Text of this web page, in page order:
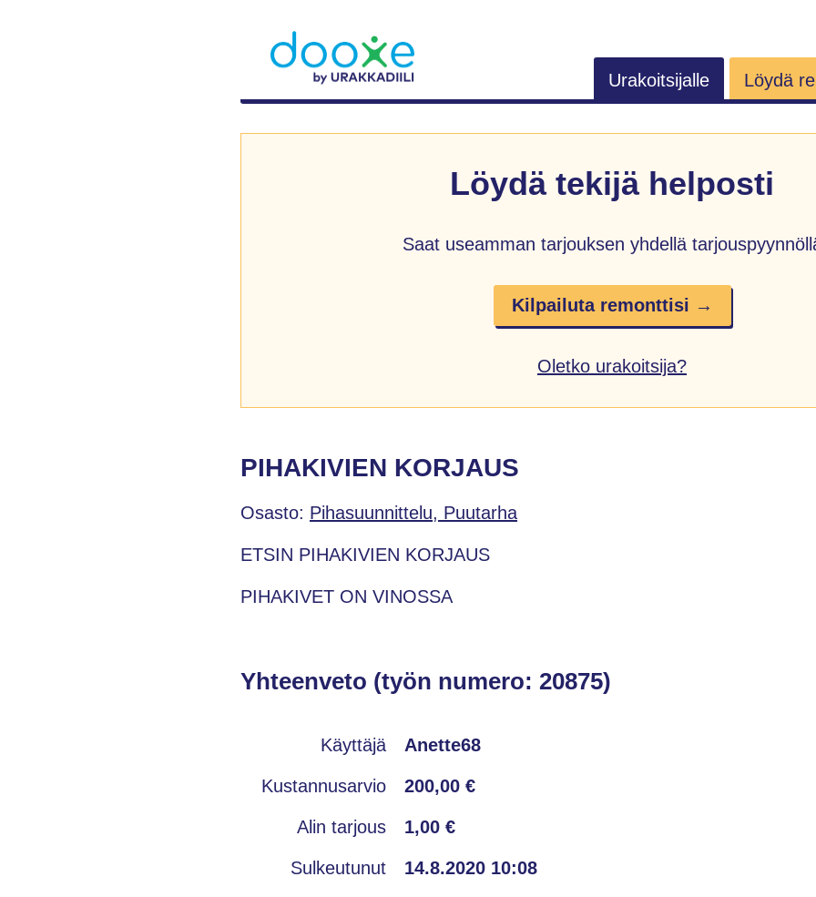
Urakoitsijalle Löydä
Löydä tekijä helposti
Saat useamman tarjouksen yhdellä
Kilpailuta remonttisi →
Oletko urakoitsija?
PIHAKIVIEN KORJAUS
Osasto: Pihasuunnittelu, Puutarha
ETSIN PIHAKIVIEN KORJAUS
PIHAKIVET ON VINOSSA
Yhteenveto (työn numero: 20875)
Käyttäjä Anette68
Kustannusarvio 200,00 €
Alin tarjous 1,00 €
Sulkeutunut 14.8.2020 10:08